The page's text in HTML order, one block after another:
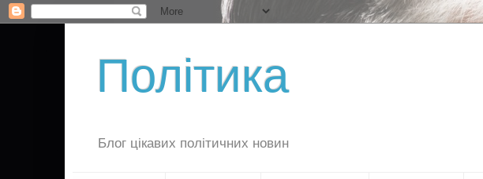
Політика
Блог цікавих політичних новин